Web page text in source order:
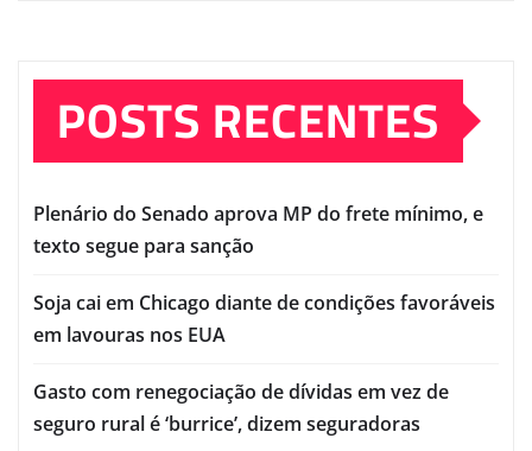
POSTS RECENTES
Plenário do Senado aprova MP do frete mínimo, e
texto segue para sanção
Soja cai em Chicago diante de condições favoráveis
em lavouras nos EUA
Gasto com renegociação de dívidas em vez de
seguro rural é ‘burrice’, dizem seguradoras